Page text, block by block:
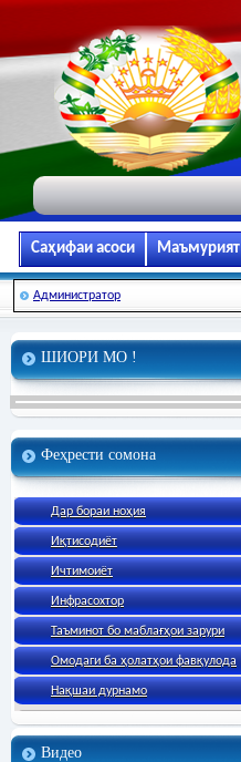
Саҳифаи асоси Маъмурият
Администратор
ШИОРИ МО !
Феҳрести сомона
Дар бораи ноҳия
Иқтисодиёт
Ичтимоиёт
Инфрасохтор
Таъминот бо маблағҳои зарури
Омодаги ба ҳолатҳои фавқулода
Нақшаи дурнамо
Видео